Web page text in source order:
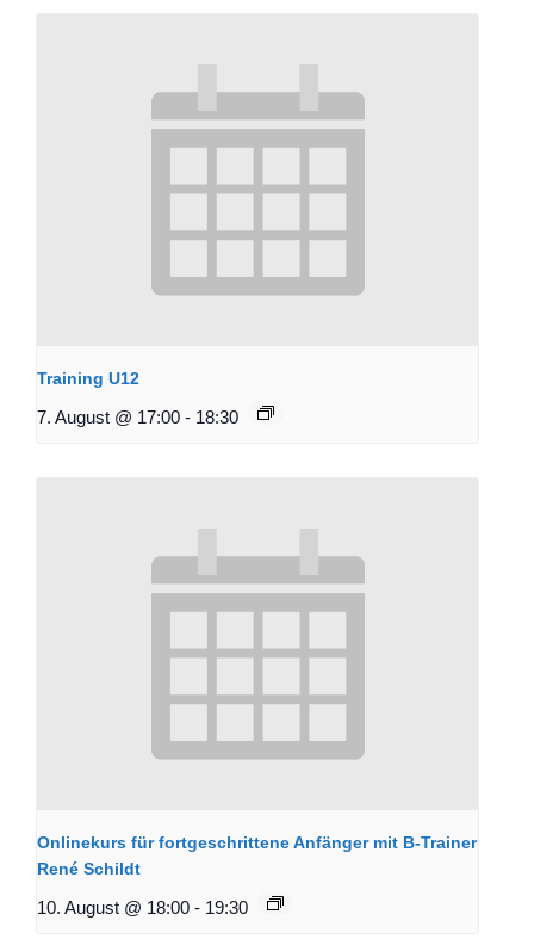
Training U12
7. August @ 17:00 - 18:30
Onlinekurs für fortgeschrittene Anfänger mit B-Trainer
René Schildt
10. August @ 18:00 - 19:30